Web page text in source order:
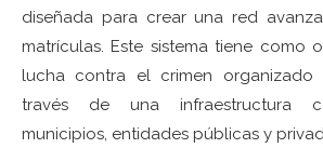
diseñada para crear una red
matrículas. Este sistema tiene como
lucha contra el crimen
través de una infraestructura
municipios, entidades públicas y